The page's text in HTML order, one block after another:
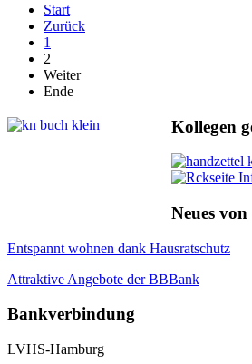
Start
Zurück
1
2
Weiter
Ende
Kollegen
Neues
Entspannt wohnen dank Hausratschutz
Attraktive Angebote der BBBank
Bankverbindung
LVHS-Hamburg